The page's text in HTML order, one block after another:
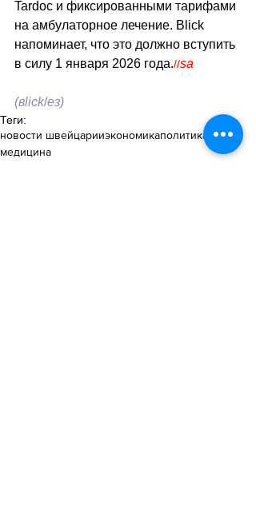
Tardoc и фиксированными тарифами
на амбулаторное лечение. Blick
напоминает, что это должно вступить
в силу 1 января 2026 года.//sa
(вlick/ез)
Теги:
новости швейцарииэкономикаполитика
медицина